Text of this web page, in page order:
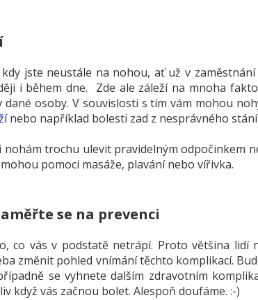
jste neustále na nohou, ať už v
i během dne. Zde ale záleží na mnoha
dané osoby. V souvislosti s tím vám mohou
nebo například bolesti zad z nesprávného
trochu ulevit pravidelným odpočinkem
pomoci masáže, plavání nebo vířivka.
se na prevenci
co vás v podstatě netrápí. Proto většina lidí
změnit pohled vnímání těchto komplikací.
se vyhnete dalším zdravotním
když vás začnou bolet. Alespoň doufáme. :-)